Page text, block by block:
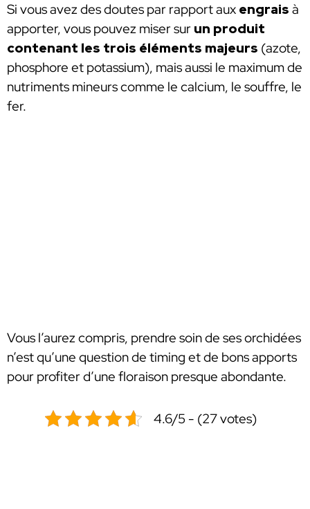
Si vous avez des doutes par rapport aux engrais à
apporter, vous pouvez miser sur un produit
contenant les trois éléments majeurs (azote,
phosphore et potassium), mais aussi le maximum de
nutriments mineurs comme le calcium, le souffre, le
fer.
Vous l’aurez compris, prendre soin de ses orchidées
n’est qu’une question de timing et de bons apports
pour profiter d’une floraison presque abondante.
4.6/5 - (27 votes)